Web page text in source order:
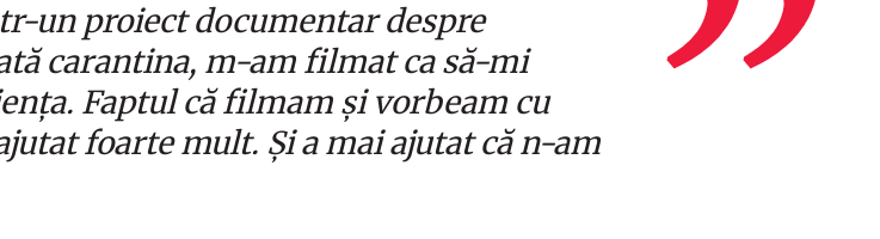
un proiect documentar despre
carantina, m-am filmat ca să-mi
Faptul că filmam și vorbeam cu
foarte mult. Și a mai ajutat că n-am